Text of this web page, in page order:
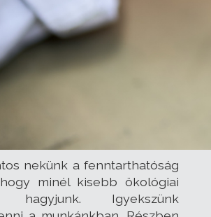
nekünk a fenntarthatóság
minél kisebb ökológiai
hagyjunk. Igyekszünk